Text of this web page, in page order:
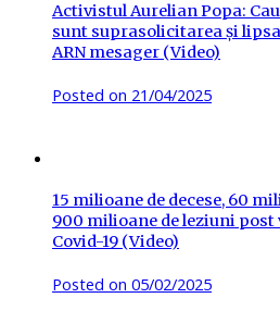
Activistul Aurelian Popa:
sunt suprasolicitarea și
ARN mesager (Video)
Posted on 21/04/2025
15 milioane de decese, 60
900 milioane de leziuni
Covid-19 (Video)
Posted on 05/02/2025